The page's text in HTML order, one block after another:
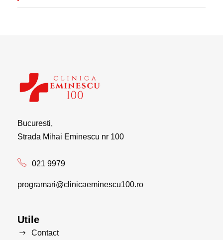
Bucuresti,
Strada Mihai Eminescu nr 100
021 9979
programari@clinicaeminescu100.ro
Utile
Contact